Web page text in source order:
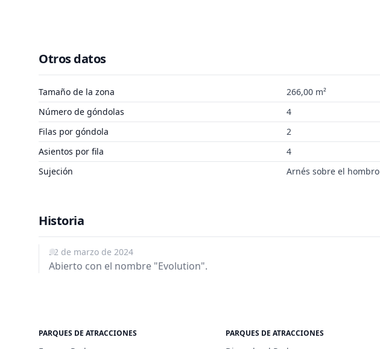
Otros datos
Tamaño de la zona
266,00 m²
Número de góndolas
4
Filas por góndola
2
Asientos por fila
4
Sujeción
Arnés sobre el hombro
Historia
22 de marzo de 2024
Abierto con el nombre "Evolution".
PARQUES DE ATRACCIONES PARQUES DE ATRACCIONES